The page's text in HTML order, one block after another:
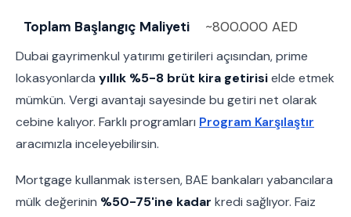
Toplam Başlangıç Maliyeti ~800.000 AED
Dubai gayrimenkul yatırımı getirileri açısından, prime
lokasyonlarda yıllık %5-8 brüt kira getirisielde etmek
mümkün. Vergi avantajı sayesinde bu getiri net olarak
cebine kalıyor. Farklı programları Program Karşılaştır
aracımızla inceleyebilirsin.
Mortgage kullanmak istersen, BAE bankaları yabancılara
mülk değerinin %50-75'ine kadar kredi sağlıyor. Faiz